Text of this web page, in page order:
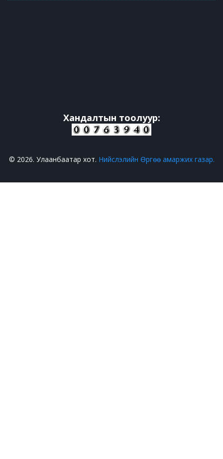
Хандалтын тоолуур:
© 2026. Улаанбаатар хот. Нийслэлийн Өргөө амаржих газар.